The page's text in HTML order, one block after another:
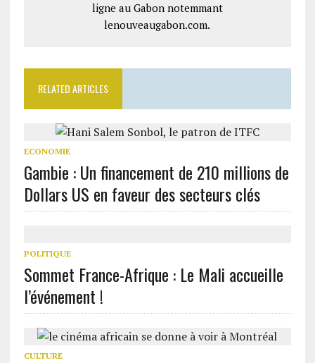
ligne au Gabon notemmant
lenouveaugabon.com.
RELATED ARTICLES
ECONOMIE
Gambie : Un financement de 210 millions de
Dollars US en faveur des secteurs clés
POLITIQUE
Sommet France-Afrique : Le Mali accueille
l’événement !
CULTURE